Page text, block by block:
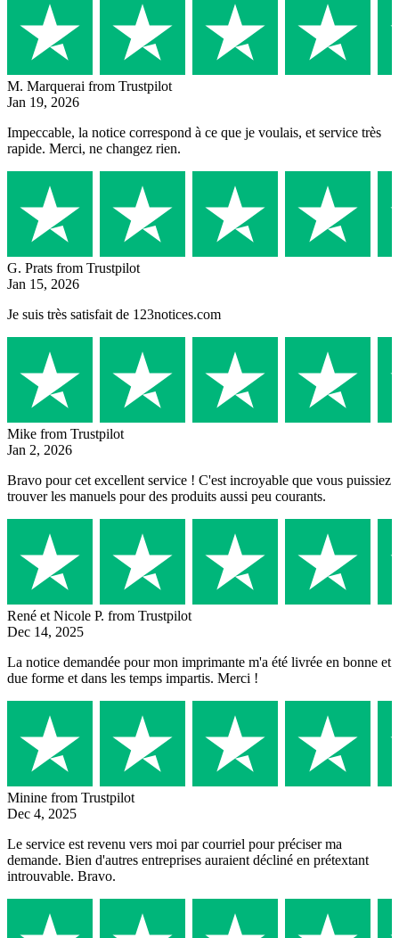
M. Marquerai from Trustpilot
Jan 19, 2026
Impeccable, la notice correspond à ce que je voulais, et service très
rapide. Merci, ne changez rien.
G. Prats from Trustpilot
Jan 15, 2026
Je suis très satisfait de 123notices.com
Mike from Trustpilot
Jan 2, 2026
Bravo pour cet excellent service ! C'est incroyable que vous puissiez
trouver les manuels pour des produits aussi peu courants.
René et Nicole P. from Trustpilot
Dec 14, 2025
La notice demandée pour mon imprimante m'a été livrée en bonne et
due forme et dans les temps impartis. Merci !
Minine from Trustpilot
Dec 4, 2025
Le service est revenu vers moi par courriel pour préciser ma
demande. Bien d'autres entreprises auraient décliné en prétextant
introuvable. Bravo.